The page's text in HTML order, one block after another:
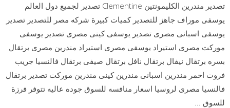
تصدير مندرين الكليمونتين Clementine تصدير لجميع دول العالم
يوسفى موراف جاهز للتصدير كميات كبيرة شركه مصر للتصدير تصدير
يوسفى اسبانى مصرى تصدير يوسفى كينى مصرى تصدير يوسفى
موركت مصرى استيراد يوسفى مصرى استيراد مندرين مصرى برتقال
بسره برتقال نيفال برتقال نافل برتقال صيفى برتقال فالنسيا جريب
فروت احمر مندرين اسبانى مندرين كينى مندرين موركت تصدير برتقال
فالنسيا مصرى لروسيا اسعار منافسه للسوق جوده عاليه تتوفر فرزة
للسوق ...